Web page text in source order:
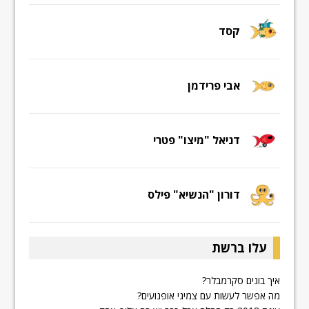
קסד
אבי פרידמן
דניאל "מיצו" פטרי
דורון "הנשיא" פילס
עלו ברשת
איך בונים סקרמבלר?
מה אפשר לעשות עם צמיגי אופנועים?